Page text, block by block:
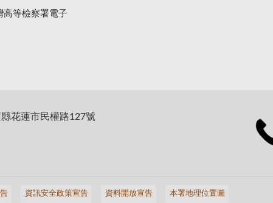
高等檢察署電子
花蓮市民權路127號
資訊安全政策宣告 資料開放宣告 本署地理位置圖